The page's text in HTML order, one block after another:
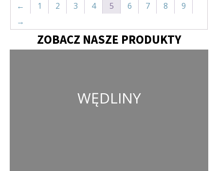
ZOBACZ NASZE PRODUKTY
WĘDLINY
← 1 2 3 4 5 6 7 8
9
→